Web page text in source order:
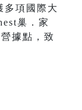
多項國際大
巢．家
據點，致